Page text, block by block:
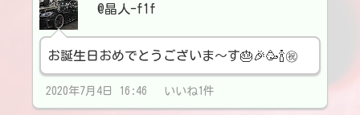
@晶人-f1f
お誕生日おめでとうございま〜す🎂🎉🥳🍾㊗️
2020年7月4日 16:46 いいね1件